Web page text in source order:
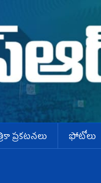
ప్రకటనలు ఫోటోలు